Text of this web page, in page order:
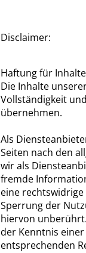
Disclaimer:
Haftung für Inhalte
Die Inhalte
Vollständigkeit
übernehmen.
Als
Seiten nach den
wir als
fremde
eine
Sperrung der
hiervon
der Kenntnis
entsprechenden